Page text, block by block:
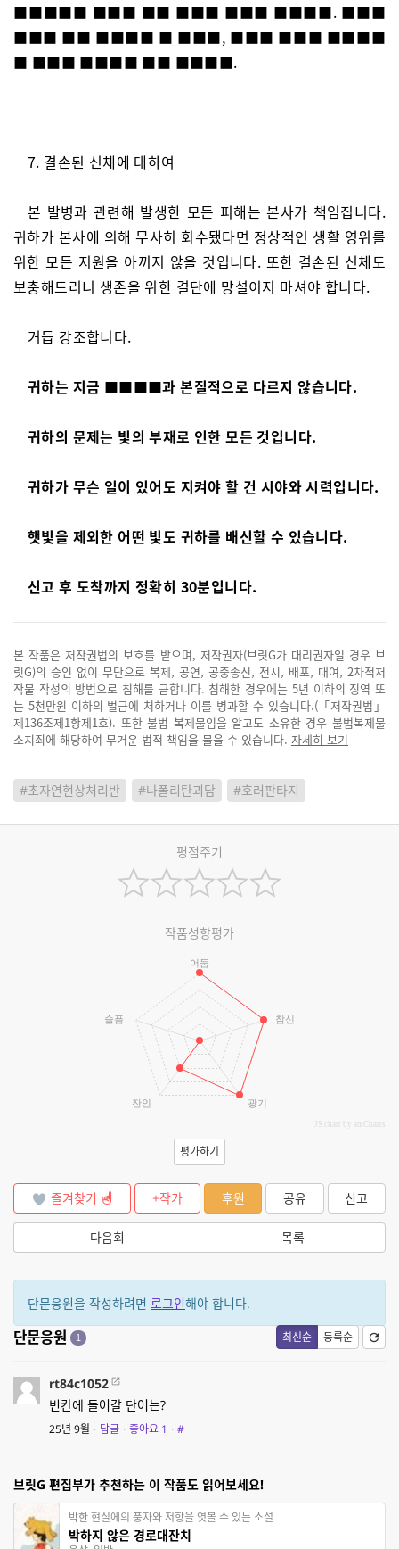
■■■■■ ■■■ ■■ ■■■ ■■■ ■■■■. ■■■
■■■ ■■ ■■■■ ■ ■■■, ■■■ ■■■ ■■■■
■ ■■■ ■■■■ ■■ ■■■■.
7. 결손된 신체에 대하여
본 발병과 관련해 발생한 모든 피해는 본사가 책임집니다.
귀하가 본사에 의해 무사히 회수됐다면 정상적인 생활 영위를
위한 모든 지원을 아끼지 않을 것입니다. 또한 결손된 신체도
보충해드리니 생존을 위한 결단에 망설이지 마셔야 합니다.
거듭 강조합니다.
귀하는 지금 ■■■■과 본질적으로 다르지 않습니다.
귀하의 문제는 빛의 부재로 인한 모든 것입니다.
귀하가 무슨 일이 있어도 지켜야 할 건 시야와 시력입니다.
햇빛을 제외한 어떤 빛도 귀하를 배신할 수 있습니다.
신고 후 도착까지 정확히 30분입니다.
본 작품은 저작권법의 보호를 받으며, 저작권자(브릿G가 대리권자일 경우 브
릿G)의 승인 없이 무단으로 복제, 공연, 공중송신, 전시, 배포, 대여, 2차적저
작물 작성의 방법으로 침해를 금합니다. 침해한 경우에는 5년 이하의 징역 또
는 5천만원 이하의 벌금에 처하거나 이를 병과할 수 있습니다.(「저작권법」
제136조제1항제1호). 또한 불법 복제물임을 알고도 소유한 경우 불법복제물
소지죄에 해당하여 무거운 법적 책임을 물을 수 있습니다. 자세히 보기
#초자연현상처리반 #나폴리탄괴담 #호러판타지
평점주기
작품성향평가
어둠
참신
광기
잔인
슬픔
JS chart by amCharts
평가하기
즐겨찾기 +작가 후원 공유 신고
다음회 목록
단문응원을 작성하려면 로그인해야 합니다.
최신순 등록순
단문응원 1
rt84c1052
빈칸에 들어갈 단어는?
25년 9월 · 답글 · 좋아요 1 · #
브릿G 편집부가 추천하는 이 작품도 읽어보세요!
박한 현실에의 풍자와 저항을 엿볼 수 있는 소설
박하지 않은 경로대잔치